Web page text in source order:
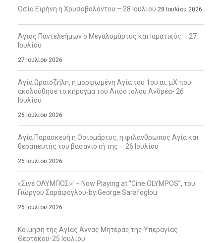
Οσία Ειρήνη η Χρυσοβαλάντου – 28 Ιουλίου 28 Ιουλίου 2026
Άγιος Παντελεήμων ο Μεγαλομάρτυς και Ιαματικός – 27
Ιουλίου
27 Ιουλίου 2026
Αγία Ωραιοζήλη, η μορφωμένη Αγία του 1ου αι. μΧ που
ακολούθησε το κήρυγμα του Απόστολου Ανδρέα- 26
Ιουλίου
26 Ιουλίου 2026
Αγία Παρασκευή η Οσιομάρτυς, η φιλάνθρωπος Αγία και
θεραπευτής του βασανιστή της – 26 Ιουλίου
26 Ιουλίου 2026
«Σινέ ΟΛΥΜΠΟΣ»! – Now Playing at “Cine OLYMPOS”, του
Γιώργου Σαράφογλου-by George Sarafoglou
26 Ιουλίου 2026
Κοίμηση της Αγίας Άννας Μητέρας της Υπεραγίας
Θεοτόκου-25 Ιουλίου